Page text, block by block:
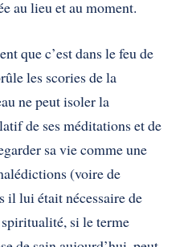
au lieu et au moment.
que c’est dans le feu de
les scories de la
ne peut isoler la
de ses méditations et de
sa vie comme une
(voire de
il lui était nécessaire de
si le terme